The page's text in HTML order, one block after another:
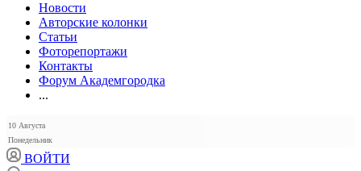
Новости
Авторские колонки
Статьи
Фоторепортажи
Контакты
Форум Академгородка
...
10 Августа
Понедельник
ВОЙТИ